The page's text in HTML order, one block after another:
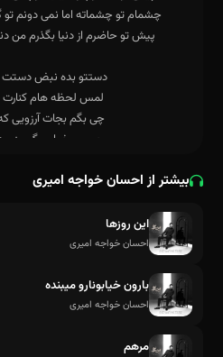
پیش تو حاضرم از دنیا بگذرم من
بیشتر از احسان خواجه امیری
این روزها
احسان خواجه امیری
بارون خیابونارو میبنده
احسان خواجه امیری
مرهم